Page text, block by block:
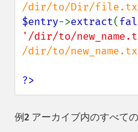
$entry->extract(
'/dir/to/
/dir/to/new_name.txt
?>
例2 アーカイブ内のすべて